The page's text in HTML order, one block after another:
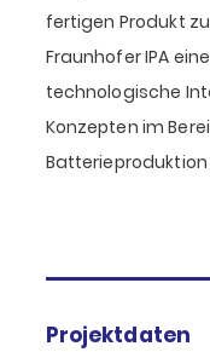
fertigen Produkt
Fraunhofer IPA
technologische
Konzepten im
Projektdaten